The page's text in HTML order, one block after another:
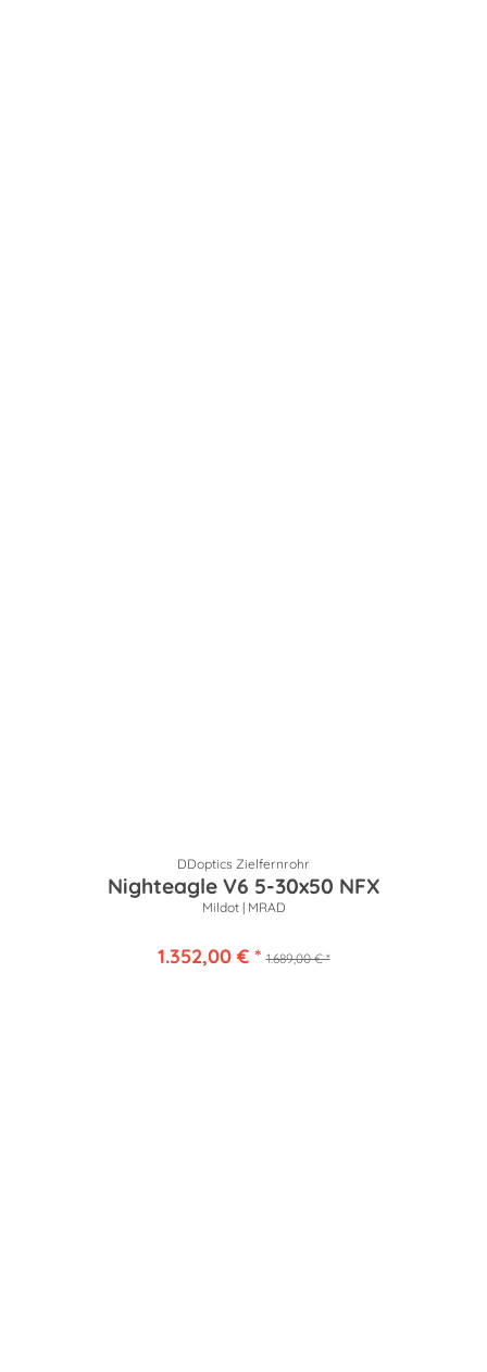
DDoptics Zielfernrohr
Nighteagle V6 5-30x50 NFX
Mildot | MRAD
1.352,00 € * 1.689,00 € *